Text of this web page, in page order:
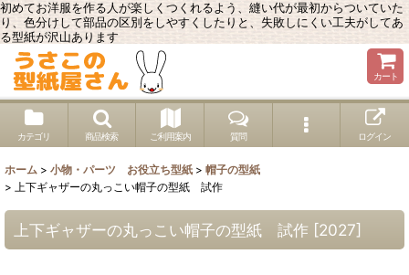
初めてお洋服を作る人が楽しくつくれるよう、縫い代が最初からついていた
り、色分けして部品の区別をしやすくしたりと、失敗しにくい工夫がしてあ
る型紙が沢山あります
カート
カテゴリ 商品検索 ご利用案内 質問 ログイン
ホーム > 小物・パーツ お役立ち型紙 > 帽子の型紙
> 上下ギャザーの丸っこい帽子の型紙 試作
上下ギャザーの丸っこい帽子の型紙 試作 [2027]